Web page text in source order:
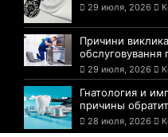
29 июля, 2026
Причини
обслуговування
29 июля, 2026
Гнатология и
причины
28 июля, 2026